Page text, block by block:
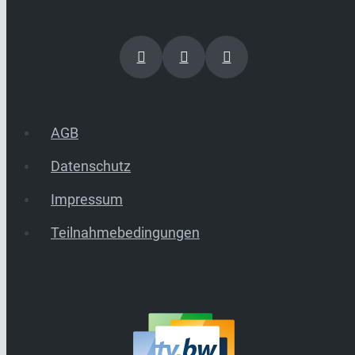
AGB
Datenschutz
Impressum
Teilnahmebedingungen